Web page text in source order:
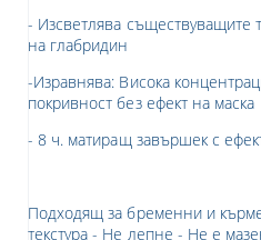
- Изсветлява съществуващите
на глабридин
-Изравнява: Висока
покривност без ефект на маска
- 8 ч. матиращ завършек с
Подходящ за бременни и
текстура - Не лепне - Не е